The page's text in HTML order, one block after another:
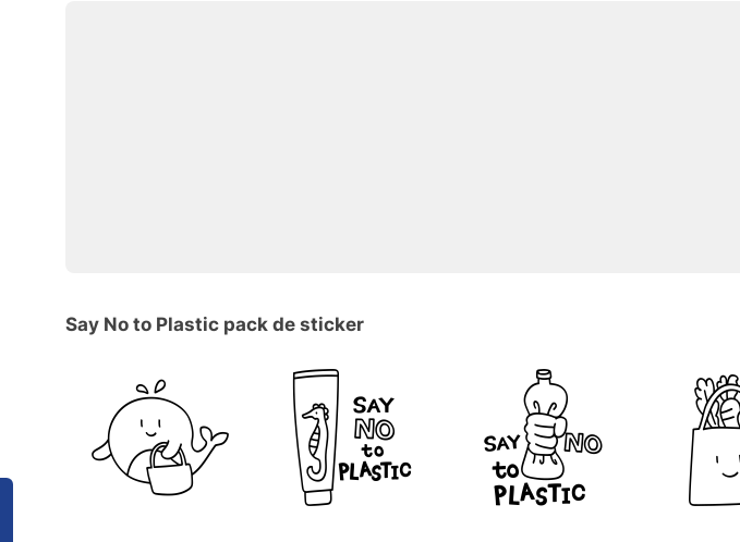
Say No to Plastic pack de sticker